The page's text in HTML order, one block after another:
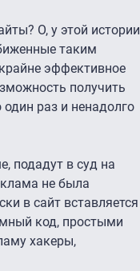
О, у этой истории
таким
эффективное
получить
раз и ненадолго
подадут в суд на
не была
в сайт вставляется
код, простыми
хакеры,